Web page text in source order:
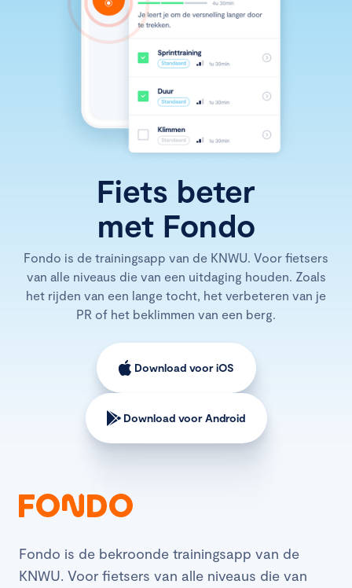
Fiets beter
met Fondo
Fondo is de trainingsapp van de KNWU. Voor fietsers
van alle niveaus die van een uitdaging houden. Zoals
het rijden van een lange tocht, het verbeteren van je
PR of het beklimmen van een berg.
Download voor iOS
Download voor Android
Fondo is de bekroonde trainingsapp van de
KNWU. Voor fietsers van alle niveaus die van